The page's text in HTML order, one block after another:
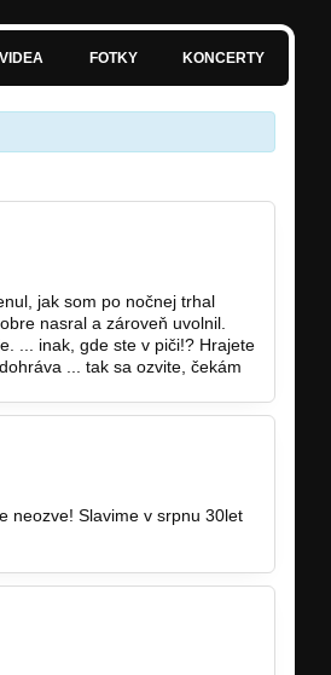
VIDEA FOTKY KONCERTY
jak som po nočnej trhal
nasral a zároveň uvolnil.
... inak, gde ste v piči!? Hrajete
... tak sa ozvite, čekám
neozve! Slavime v srpnu 30let